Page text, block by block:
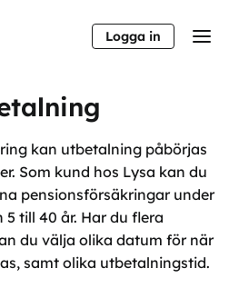
Logga in
kan utbetalning påbörjas
Som kund hos Lysa kan du
pensionsförsäkringar under
5 till 40 år. Har du flera
du välja olika datum för när
samt olika utbetalningstid.